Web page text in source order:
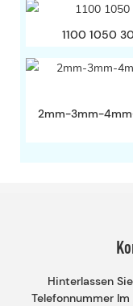
1100 1050
2mm-3mm-
Hinterlassen
Telefonnummer